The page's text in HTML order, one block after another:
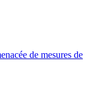
de mesures de